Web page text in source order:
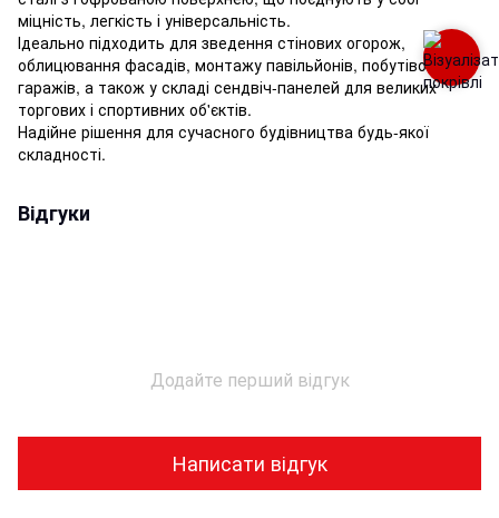
міцність, легкість і універсальність.
Ідеально підходить для зведення стінових огорож,
облицювання фасадів, монтажу павільйонів, побутівок,
гаражів, а також у складі сендвіч-панелей для великих
торгових і спортивних об'єктів.
Надійне рішення для сучасного будівництва будь-якої
складності.
Відгуки
Додайте перший відгук
Написати відгук